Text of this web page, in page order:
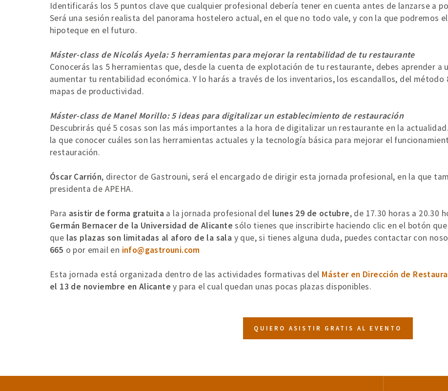
Identificarás los 5 puntos clave que cualquier profesional debería tener en cuenta antes de lanzarse a
Será una sesión realista del panorama hostelero actual, en el que no todo vale, y con la que podremos
hipoteque en el futuro.
Máster-class de Nicolás Ayela: 5 herramientas para mejorar la rentabilidad de tu restaurante
Conocerás las 5 herramientas que, desde la cuenta de explotación de tu restaurante, debes aprender
aumentar tu rentabilidad económica. Y lo harás a través de los inventarios, los escandallos, del
mapas de productividad.
Máster-class de Manel Morillo: 5 ideas para digitalizar un establecimiento de restauración
Descubrirás qué 5 cosas son las más importantes a la hora de digitalizar un restaurante en la
la que conocer cuáles son las herramientas actuales y la tecnología básica para mejorar el
restauración.
Óscar Carrión, director de Gastrouni, será el encargado de dirigir esta jornada profesional, en la que
presidenta de APEHA.
Para asistir de forma gratuita a la jornada profesional del lunes 29 de octubre, de 17.30 horas a 20.30
Germán Bernacer de la Universidad de Alicantesólo tienes que inscribirte haciendo clic en el botón
que las plazas son limitadas al aforo de la sala y que, si tienes alguna duda, puedes contactar con
665 o por email en info@gastrouni.com
Esta jornada está organizada dentro de las actividades formativas del Máster en Dirección de
el 13 de noviembre en Alicante y para el cual quedan unas pocas plazas disponibles.
QUIERO ASISTIR GRATIS AL EVENTO